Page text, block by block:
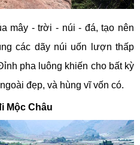
mây - trời - núi - đá, tạo nên
các dãy núi uốn lượn thấp
pha luông khiến cho bất kỳ
đẹp, và hùng vĩ vốn có.
Mộc Châu